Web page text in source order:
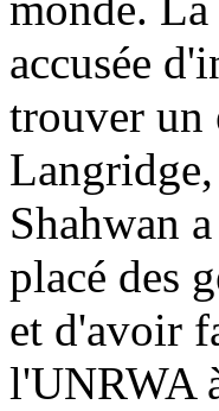
accusée
trouver un
Shahwan
placé des
et d'avoir
l'UNRWA